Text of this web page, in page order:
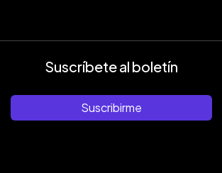
Suscríbete al boletín
Suscribirme